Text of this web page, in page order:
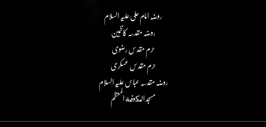
روضہ امام علی علیہ السلام
روضہ مقدسہ کاظمین
حرم مقدس رضوی
حرم مقدس عسکری
روضہ مقدسہ عباس علیہ السلام
مسجد الكوفة المعظم